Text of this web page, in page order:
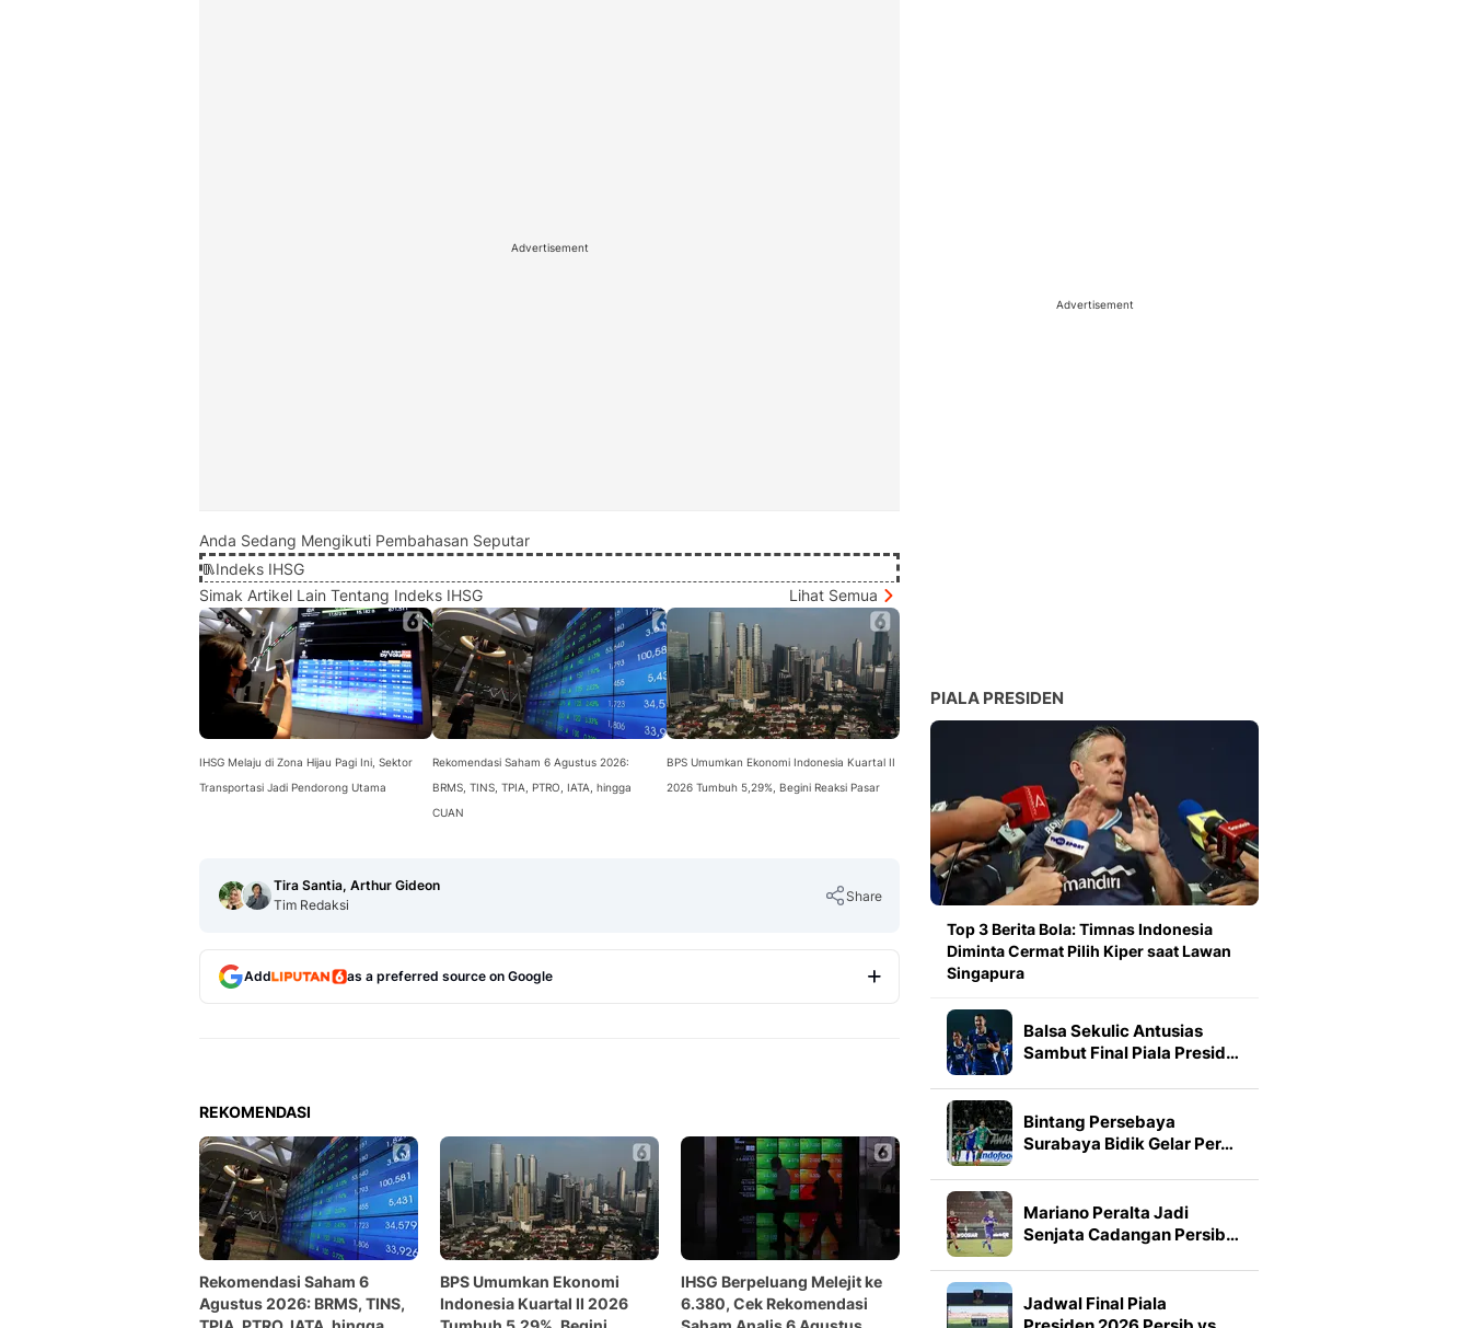
Advertisement
Anda Sedang Mengikuti Pembahasan Seputar
Indeks IHSG
Simak Artikel Lain Tentang Indeks IHSG
Lihat Semua
IHSG Melaju di Zona Hijau Pagi Ini, Sektor
Transportasi Jadi Pendorong Utama
Rekomendasi Saham 6 Agustus 2026:
BRMS, TINS, TPIA, PTRO, IATA, hingga
CUAN
BPS Umumkan Ekonomi Indonesia Kuartal II
2026 Tumbuh 5,29%, Begini Reaksi Pasar
Tira Santia, Arthur Gideon
Tim Redaksi
Share
Add as a preferred source on Google
REKOMENDASI
Rekomendasi Saham 6
Agustus 2026: BRMS, TINS,
BPS Umumkan Ekonomi
Indonesia Kuartal II 2026
IHSG Berpeluang Melejit ke
6.380, Cek Rekomendasi
Advertisement
PIALA PRESIDEN
Top 3 Berita Bola: Timnas Indonesia
Diminta Cermat Pilih Kiper saat Lawan
Singapura
Balsa Sekulic Antusias
Sambut Final Piala Presid…
Bintang Persebaya
Surabaya Bidik Gelar Per…
Mariano Peralta Jadi
Senjata Cadangan Persib…
Jadwal Final Piala